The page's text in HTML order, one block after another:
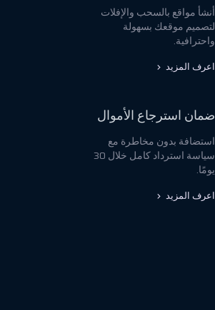
أنشأ مواقع بالسحب والإفلات
لتصميم موقعك بسهولة
واحترافية.
اعرف المزيد
ضمان استرجاع الأموال
استضافة بدون مخاطرة مع
سياسة استرداد كامل خلال 30
يومًا.
اعرف المزيد